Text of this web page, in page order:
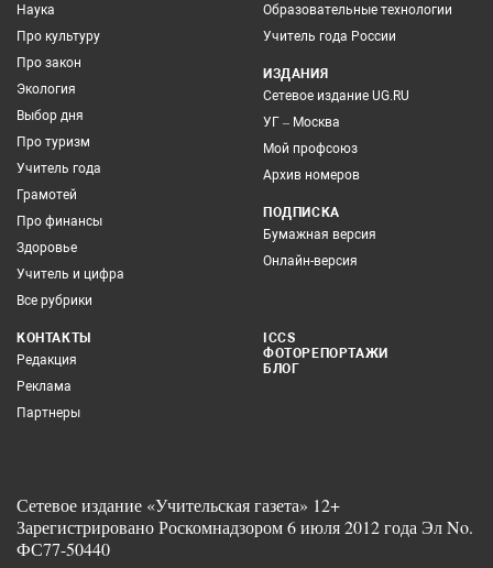
Наука
Про культуру
Про закон
Экология
Выбор дня
Про туризм
Учитель года
Грамотей
Про финансы
Здоровье
Учитель и цифра
Все рубрики
Образовательные технологии
Учитель года России
ИЗДАНИЯ
Сетевое издание UG.RU
УГ – Москва
Мой профсоюз
Архив номеров
ПОДПИСКА
Бумажная версия
Онлайн-версия
КОНТАКТЫ
Редакция
Реклама
Партнеры
ICCS
ФОТОРЕПОРТАЖИ
БЛОГ
Сетевое издание «Учительская газета» 12+
Зарегистрировано Роскомнадзором 6 июля 2012 года Эл No.
ФС77-50440